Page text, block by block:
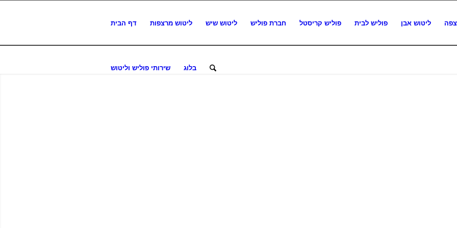
דף הבית ליטוש מרצפות ליטוש שיש חברת פוליש פוליש קריסטל פוליש לבית ליטוש אבן
שירותי פוליש וליטוש בלוג